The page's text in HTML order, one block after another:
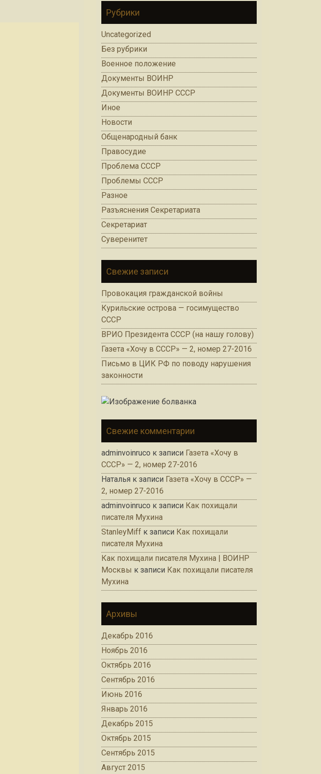
Рубрики
Uncategorized
Без рубрики
Военное положение
Документы ВОИНР
Документы ВОИНР СССР
Иное
Новости
Общенародный банк
Правосудие
Проблема СССР
Проблемы СССР
Разное
Разъяснения Секретариата
Секретариат
Суверенитет
Свежие записи
Провокация гражданской войны
Курильские острова — госимущество
СССР
ВРИО Президента СССР (на нашу голову)
Газета «Хочу в СССР» — 2, номер 27-2016
Письмо в ЦИК РФ по поводу нарушения
законности
Свежие комментарии
adminvoinruco к записи Газета «Хочу в
СССР» — 2, номер 27-2016
Наталья к записи Газета «Хочу в СССР» —
2, номер 27-2016
adminvoinruco к записи Как похищали
писателя Мухина
StanleyMiff к записи Как похищали
писателя Мухина
Как похищали писателя Мухина | ВОИНР
Москвы к записи Как похищали писателя
Мухина
Архивы
Декабрь 2016
Ноябрь 2016
Октябрь 2016
Сентябрь 2016
Июнь 2016
Январь 2016
Декабрь 2015
Октябрь 2015
Сентябрь 2015
Август 2015